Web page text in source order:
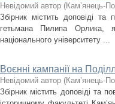
Невідомий автор (Кам’янець-
Збірник містить доповіді та
гетьмана Пилипа Орлика,
національного університету ...
Воєнні кампанії на
Невідомий автор (Кам’янець-
Збірник містить доповіді та